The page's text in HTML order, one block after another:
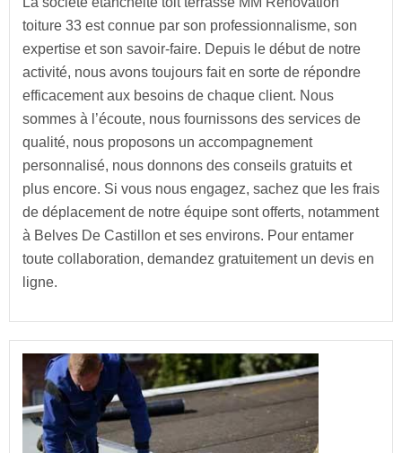
toiture 33 est connue par son professionnalisme, son
expertise et son savoir-faire. Depuis le début de notre
activité, nous avons toujours fait en sorte de répondre
efficacement aux besoins de chaque client. Nous
sommes à l’écoute, nous fournissons des services de
qualité, nous proposons un accompagnement
personnalisé, nous donnons des conseils gratuits et
plus encore. Si vous nous engagez, sachez que les frais
de déplacement de notre équipe sont offerts, notamment
à Belves De Castillon et ses environs. Pour entamer
toute collaboration, demandez gratuitement un devis en
ligne.